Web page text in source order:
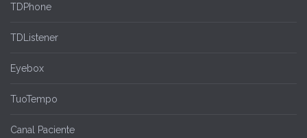
TDPhone
TDListener
Eyebox
TuoTempo
Canal Paciente